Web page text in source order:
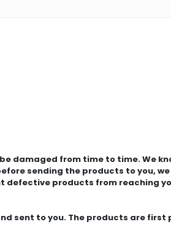
damaged from time to time. We
sending the products to you,
defective products from reaching
sent to you. The products are